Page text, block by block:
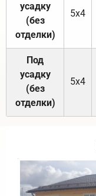
усадку
(без
отделки)
5х4
Под
усадку
(без
отделки)
5х4